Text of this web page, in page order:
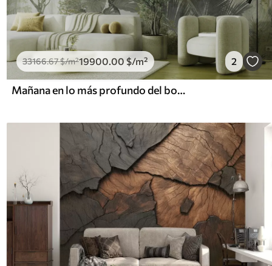
33166.67$/m²19900.00 $/m² 2
Mañana en lo más profundo del bosque